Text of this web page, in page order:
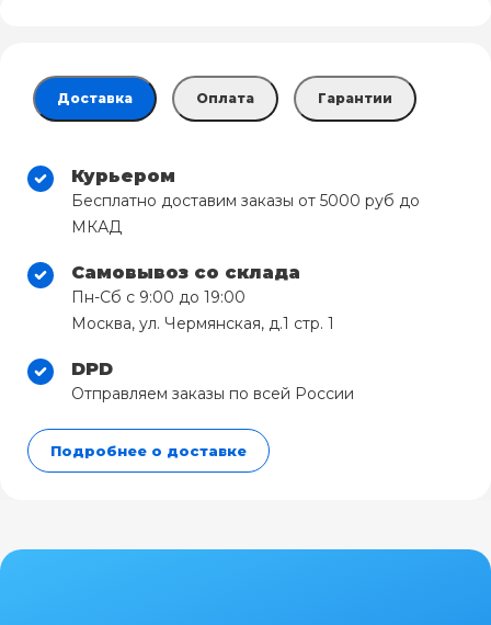
Доставка Оплата Гарантии
Курьером
Бесплатно доставим заказы от 5000 руб до
МКАД
Самовывоз со склада
Пн-Сб с 9:00 до 19:00
Москва, ул. Чермянская, д.1 стр. 1
DPD
Отправляем заказы по всей России
Подробнее о доставке